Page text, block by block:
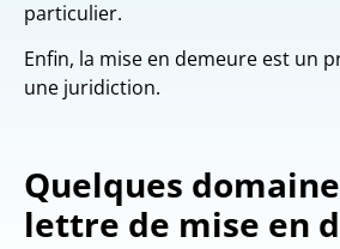
particulier.
Enfin, la mise en demeure est un
une juridiction.
Quelques
lettre de mise en